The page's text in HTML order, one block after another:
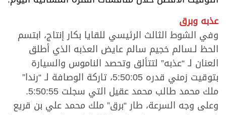
عذبه وبرق
وفي الشوط الثالث الرئيسي للقايا بكار إنتاج، ابتسم
الحظ لـسالم خجيم سالم عايض العذبه الذي أطلق
العنان لـ “عذبه” لتتألق وتحصد الناموس والسيارة
بتوقيت زمني قدره 5:50:05، تاركة الوصافة لـ “رندا”
ملك محمد طالب محمد عقيل التي سجلت 5:50:55.
وعلى وجه السرعة، طار “برق” ملك محمد علي بن قريع